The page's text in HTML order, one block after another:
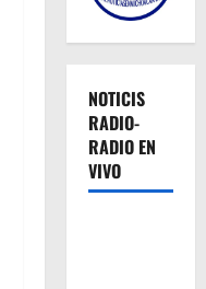
NOTICIS
RADIO-
RADIO EN
VIVO